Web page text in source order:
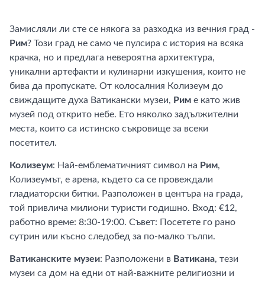
Замисляли ли сте се някога за разходка из вечния град -
Рим? Този град не само че пулсира с история на всяка
крачка, но и предлага невероятна архитектура,
уникални артефакти и кулинарни изкушения, които не
бива да пропускате. От колосалния Колизеум до
свиждащите духа Ватикански музеи, Рим е като жив
музей под открито небе. Ето няколко задължителни
места, които са истинско съкровище за всеки
посетител.
Колизеум: Най-емблематичният символ на Рим,
Колизеумът, е арена, където са се провеждали
гладиаторски битки. Разположен в центъра на града,
той привлича милиони туристи годишно. Вход: €12,
работно време: 8:30-19:00. Съвет: Посетете го рано
сутрин или късно следобед за по-малко тълпи.
Ватиканските музеи: Разположени в Ватикана, тези
музеи са дом на едни от най-важните религиозни и